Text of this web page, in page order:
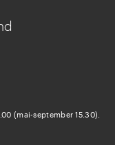
(mai-september 15.30).